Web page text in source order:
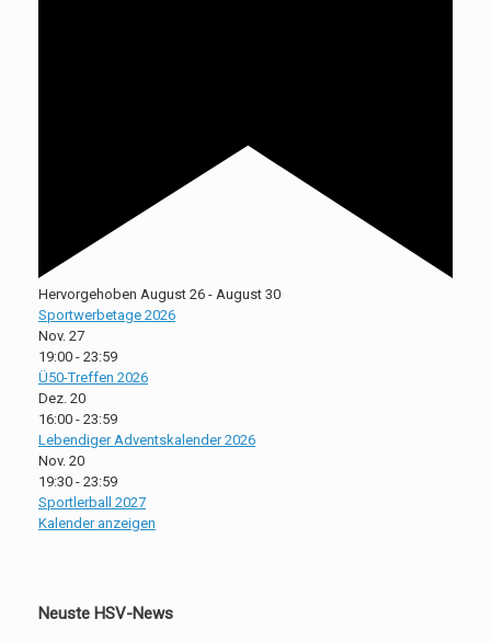
Hervorgehoben August 26 - August 30
Sportwerbetage 2026
Nov. 27
19:00 - 23:59
Ü50-Treffen 2026
Dez. 20
16:00 - 23:59
Lebendiger Adventskalender 2026
Nov. 20
19:30 - 23:59
Sportlerball 2027
Kalender anzeigen
Neuste HSV-News